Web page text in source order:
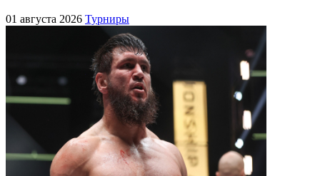
01 августа 2026 Турниры